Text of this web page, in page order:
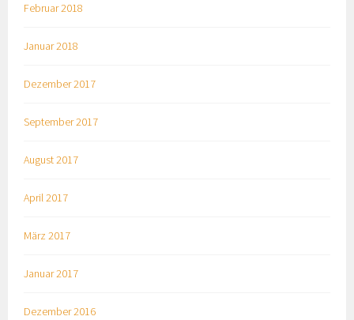
Februar 2018
Januar 2018
Dezember 2017
September 2017
August 2017
April 2017
März 2017
Januar 2017
Dezember 2016